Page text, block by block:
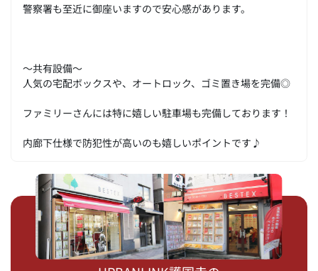
警察署も至近に御座いますので安心感があります。
～共有設備～
人気の宅配ボックスや、オートロック、ゴミ置き場を完備◎
ファミリーさんには特に嬉しい駐車場も完備しております！
内廊下仕様で防犯性が高いのも嬉しいポイントです♪